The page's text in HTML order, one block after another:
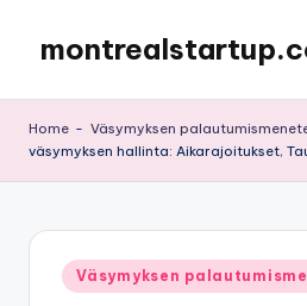
content
Home - Väsymyksen
väsymyksen hallinta: Aikarajoitukset,
Posted
in
Väsymyksen